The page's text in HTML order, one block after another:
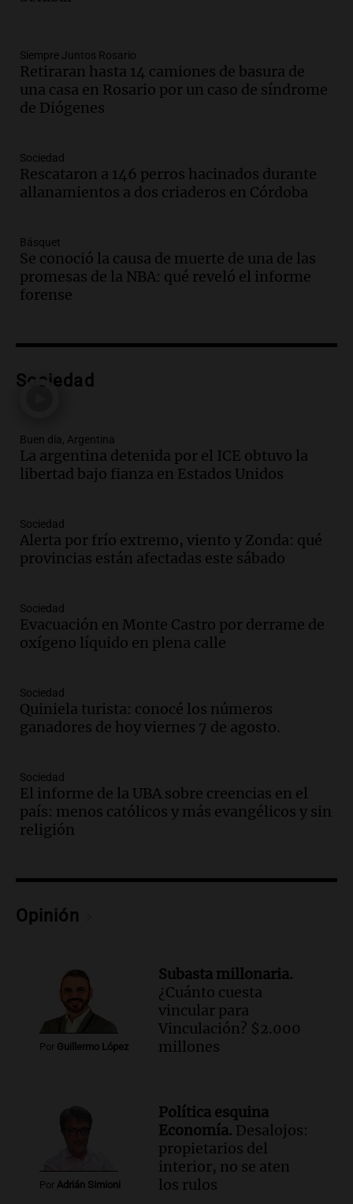
Audio.Boletín de Calificaciones de
Marcelo Lamberti (Rosario Central 2 - 1
Aldosivi)
Deportes Rosario
Audio.
Aldosivi (Campaz) - relato Gato Greco
Deportes Rosario
Audio.
del estudiante impulsan el crecimiento
en Villa María
Panorama Federal
Audio.La gran exposición de la rural de
diversas actividades y sorpresas
edificios y proyecta una casa del
estudiante con 48 municipios
involucrados
Episodios
Audio.1° gol de Rosario Central a
Aldosivi (Zalazar en contra) - relato
Gato Greco
Episodios
Audio.Recomendaciones de vino
bonarda para disfrutar el fin de semana
Episodios
Audio.Mañana inicia la gran exposición
en la Sociedad Rural de Bulaya con
Panorama Federal
Episodios
Audio.Villa María presenta nuevos
edificios y una casa del estudiante para
Episodios
Audio.
exposición en la sociedad rural de
Episodios
Audio. Denuncias por represión en el
Congreso y evacuación por derrame de
oxígeno en Montecastro
y llega avión para escuelas de la décima
brigada aérea
Episodios
Audio.La justicia reconoce al COVID
Siempre Juntos Rosario
Retiraran hasta 14 camiones de basura de
una casa en Rosario por un caso de síndrome
de Diógenes
Sociedad
Rescataron a 146 perros hacinados durante
allanamientos a dos criaderos en Córdoba
Básquet
Se conoció la causa de muerte de una de las
promesas de la NBA: qué reveló el informe
forense
Sociedad
Buen día, Argentina
La argentina detenida por el ICE obtuvo la
libertad bajo fianza en Estados Unidos
Sociedad
Alerta por frío extremo, viento y Zonda: qué
provincias están afectadas este sábado
Sociedad
Evacuación en Monte Castro por derrame de
oxígeno líquido en plena calle
Sociedad
Quiniela turista: conocé los números
ganadores de hoy viernes 7 de agosto.
Sociedad
El informe de la UBA sobre creencias en el
país: menos católicos y más evangélicos y sin
religión
Opinión
Por Guillermo López
Subasta millonaria.
¿Cuánto cuesta
vincular para
Vinculación? $2.000
millones
Por Adrián Simioni
Política esquina
Economía. Desalojos:
propietarios del
interior, no se aten
los rulos